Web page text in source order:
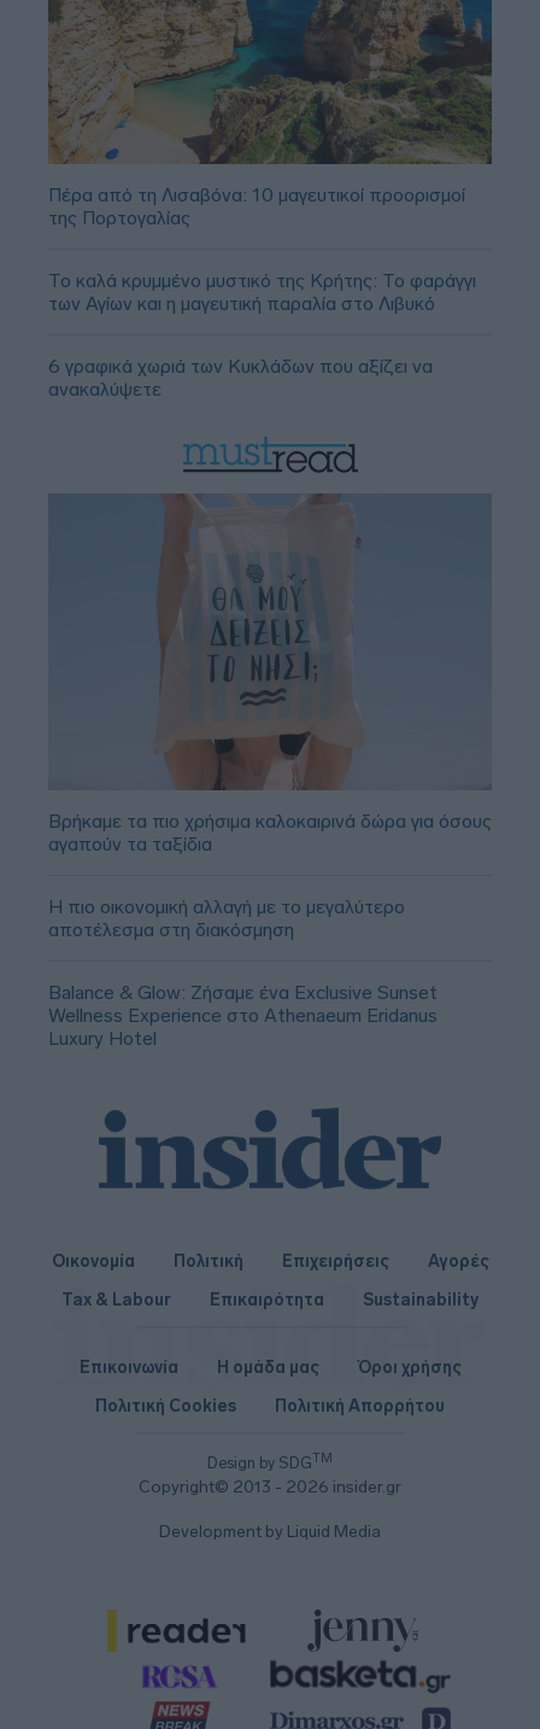
Πέρα από τη Λισαβόνα: 10 μαγευτικοί προορισμοί
της Πορτογαλίας
Το καλά κρυμμένο μυστικό της Κρήτης: Το φαράγγι
των Αγίων και η μαγευτική παραλία στο Λιβυκό
6 γραφικά χωριά των Κυκλάδων που αξίζει να
ανακαλύψετε
Βρήκαμε τα πιο χρήσιμα καλοκαιρινά δώρα για όσους
αγαπούν τα ταξίδια
Η πιο οικονομική αλλαγή με το μεγαλύτερο
αποτέλεσμα στη διακόσμηση
Balance & Glow: Ζήσαμε ένα Exclusive Sunset
Wellness Experience στο Athenaeum Eridanus
Luxury Hotel
Οικονομία Πολιτική Επιχειρήσεις
Αγορές
Tax & Labour
Επικαιρότητα Sustainability
Design by SDGTM
Copyright© 2013 - 2026 insider.gr
Επικοινωνία Η ομάδα μας
Όροι χρήσης
Πολιτική Cookies
Πολιτική Απορρήτου
Development by Liquid Media